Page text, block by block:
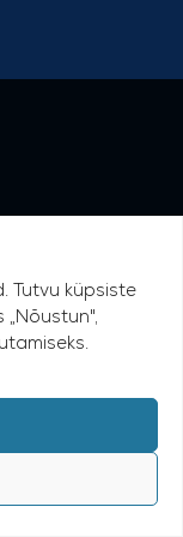
Tutvu küpsiste
„Nõustun",